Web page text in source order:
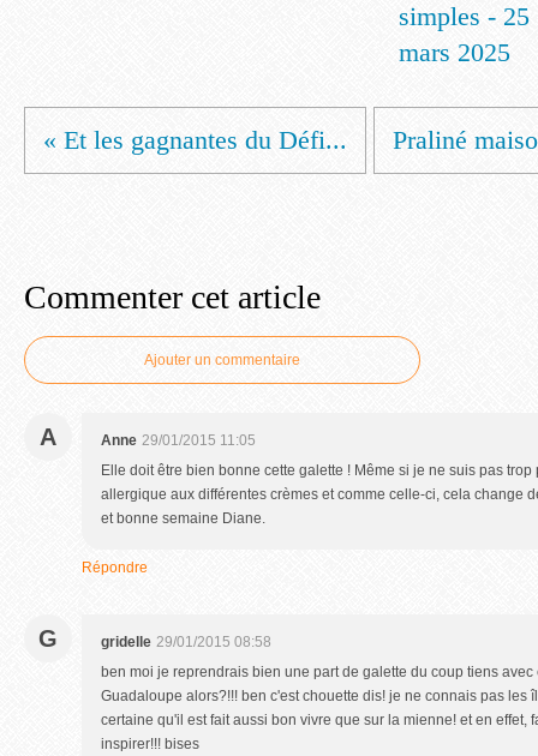
simples - 25
mars 2025
« Et les gagnantes du Défi... Praliné
Commenter cet article
Ajouter un commentaire
A Anne 29/01/2015 11:05
Elle doit être bien bonne cette galette ! Même si je ne suis pas
allergique aux différentes crèmes et comme celle-ci, cela change
et bonne semaine Diane.
Répondre
G gridelle 29/01/2015 08:58
ben moi je reprendrais bien une part de galette du coup tiens avec
Guadaloupe alors?!!! ben c'est chouette dis! je ne connais pas les
certaine qu'il est fait aussi bon vivre que sur la mienne! et en effet,
inspirer!!! bises